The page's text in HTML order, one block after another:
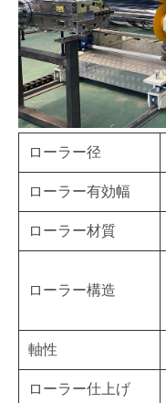
ローラー径
ローラー有効幅
ローラー材質
ローラー構造
軸性
ローラー仕上げ